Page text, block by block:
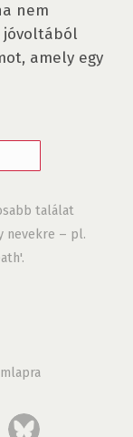
nem
jóvoltából
amely egy
találat
nevekre – pl.